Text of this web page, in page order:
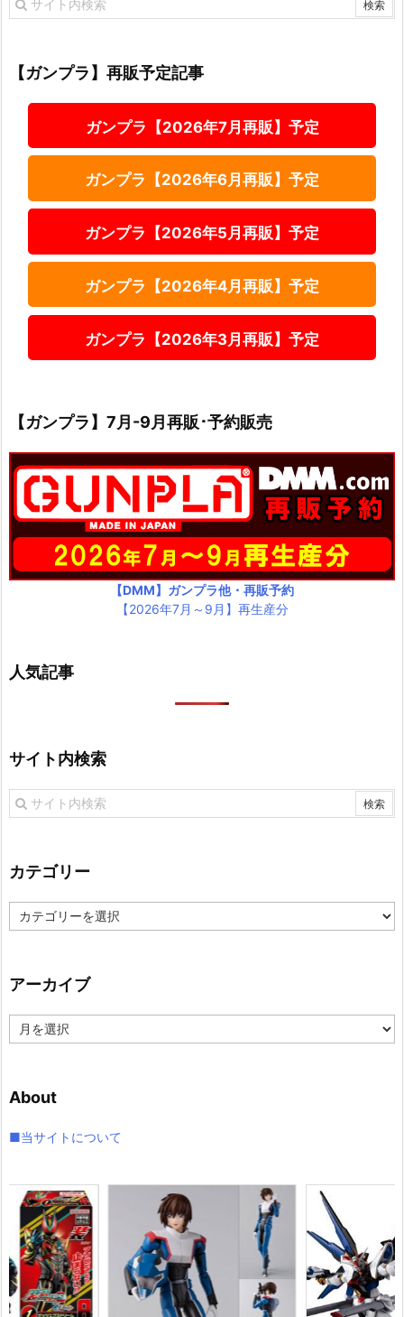
【ガンプラ】再販予定記事
ガンプラ【2026年7月再販】予定
ガンプラ【2026年6月再販】予定
ガンプラ【2026年5月再販】予定
ガンプラ【2026年4月再販】予定
ガンプラ【2026年3月再販】予定
【ガンプラ】7月-9月再販･予約販売
【DMM】ガンプラ他・再販予約
【2026年7月～9月】再生産分
人気記事
サイト内検索
カテゴリー
テ
ー
アーカイブ
ー
ブ
About
■当サイトについて